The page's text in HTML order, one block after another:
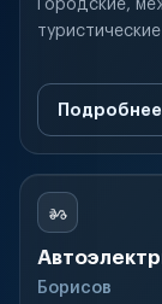
Городские,
туристические
Подробнее
Борисов